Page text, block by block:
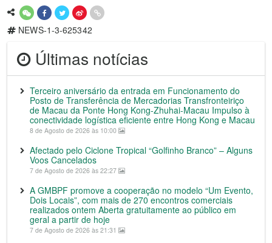
NEWS-1-3-625342
Últimas notícias
Terceiro aniversário da entrada em Funcionamento do
Posto de Transferência de Mercadorias Transfronteiriço
de Macau da Ponte Hong Kong-Zhuhai-Macau Impulso à
conectividade logística eficiente entre Hong Kong e Macau
8 de Agosto de 2026 às 10:00
Afectado pelo Ciclone Tropical “Golfinho Branco” – Alguns
Voos Cancelados
7 de Agosto de 2026 às 22:27
A GMBPF promove a cooperação no modelo “Um Evento,
Dois Locais”, com mais de 270 encontros comerciais
realizados ontem Aberta gratuitamente ao público em
geral a partir de hoje
7 de Agosto de 2026 às 21:31